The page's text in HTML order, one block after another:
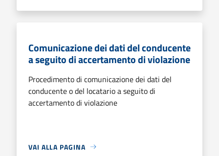
Comunicazione dei dati del conducente
a seguito di accertamento di violazione
Procedimento di comunicazione dei dati del
conducente o del locatario a seguito di
accertamento di violazione
VAI ALLA PAGINA